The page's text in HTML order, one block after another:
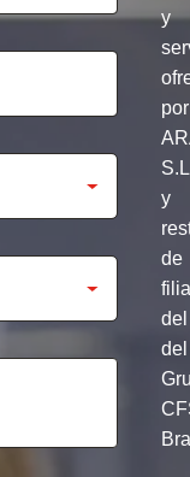
y
por
y
de
del
del